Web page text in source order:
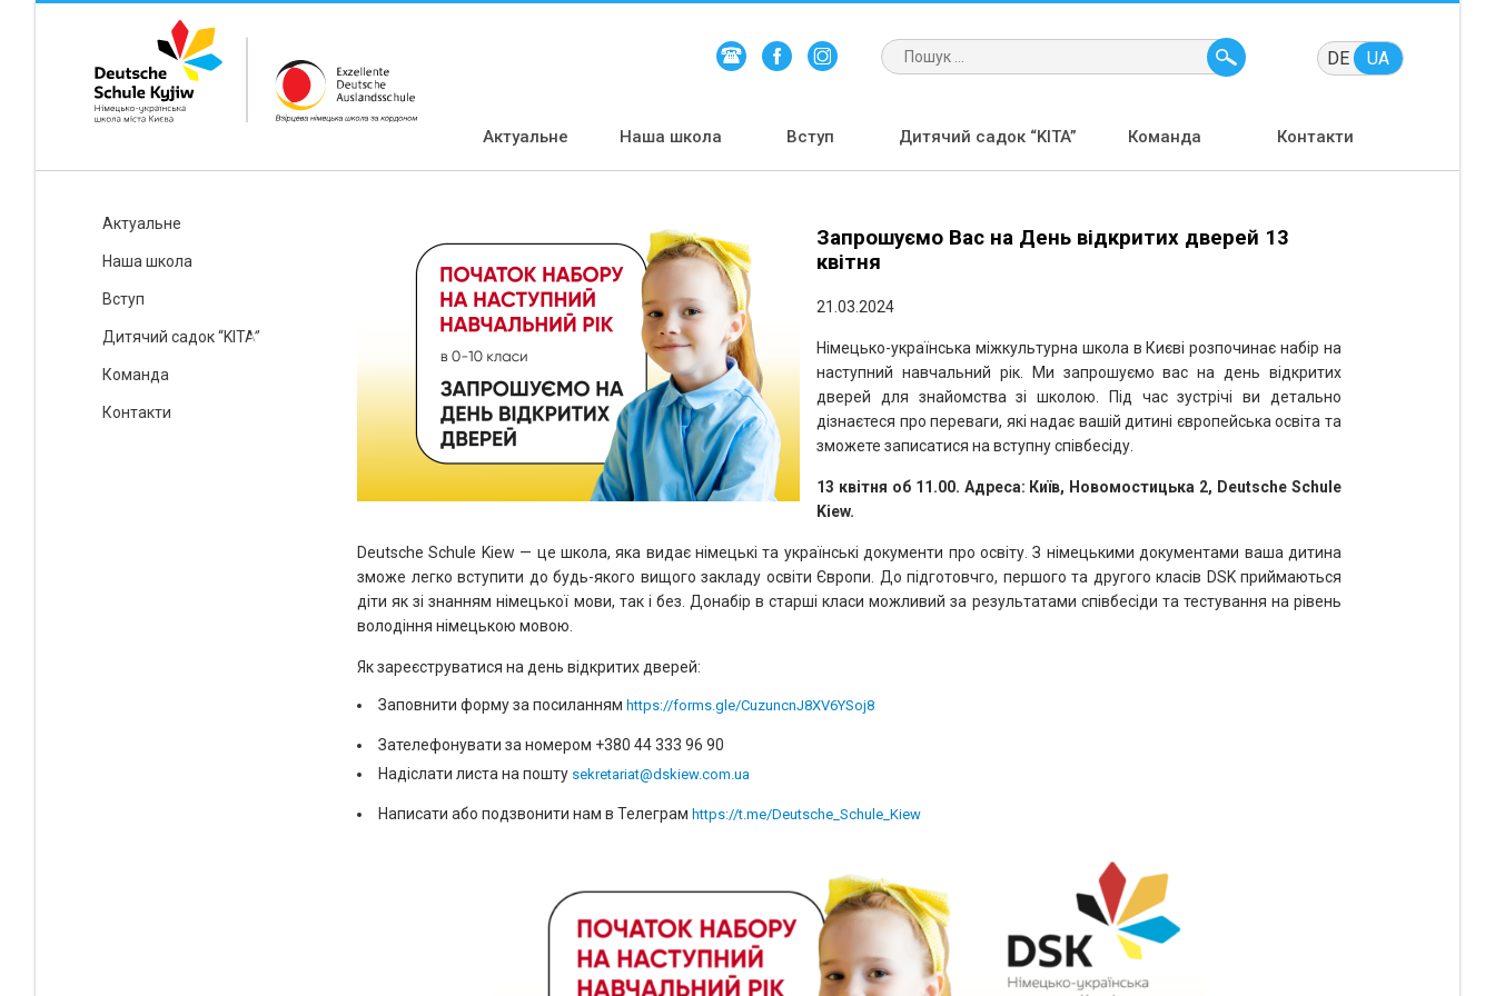
DE UA
Актуальне Наша школа Вступ Дитячий садок “KITA” Команда Контакти
Актуальне
Наша школа
Вступ
Дитячий садок “KITA”
Команда
Контакти
Запрошуємо Вас на День відкритих дверей 13
квітня
21.03.2024
Німецько-українська міжкультурна школа в Києві розпочинає набір на
наступний навчальний рік. Ми запрошуємо вас на день відкритих
дверей для знайомства зі школою. Під час зустрічі ви детально
дізнаєтеся про переваги, які надає вашій дитині європейська освіта та
зможете записатися на вступну співбесіду.
13 квітня об 11.00. Адреса: Київ, Новомостицька 2, Deutsche Schule
Kiew.
Deutsche Schule Kiew — це школа, яка видає німецькі та українські документи про освіту. З німецькими документами ваша дитина
зможе легко вступити до будь-якого вищого закладу освіти Європи. До підготовчго, першого та другого класів DSK приймаються
діти як зі знанням німецької мови, так і без. Донабір в старші класи можливий за результатами співбесіди та тестування на рівень
володіння німецькою мовою.
Як зареєструватися на день відкритих дверей:
Заповнити форму за посиланням https://forms.gle/CuzuncnJ8XV6YSoj8
Зателефонувати за номером +380 44 333 96 90
Надіслати листа на пошту sekretariat@dskiew.com.ua
Написати або подзвонити нам в Телеграм https://t.me/Deutsche_Schule_ Kiew